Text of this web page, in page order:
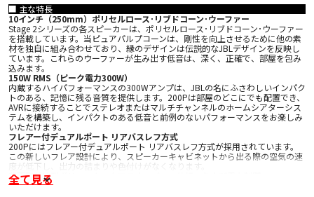
■ 主な特長
10インチ（250mm）ポリセルロース･リブドコーン･ウーファー
Stage 2シリーズの各スピーカーは、ポリセルロース･リブドコーン･ウーファー
を搭載しています。当ピュアパルプコーンは、剛性を向上させるために他の素
材を独自に組み合わせており、縁のデザインは伝説的なJBLデザインを反映し
ています。これらのウーファーが生み出す低音は、深く、正確で、部屋を包み
込みます。
150W RMS（ピーク電力300W）
内蔵するハイパフォーマンスの300Wアンプは、JBLの名にふさわしいインパク
トのある、記憶に残る音質を提供します。200Pは部屋のどこにでも配置でき、
AVRに接続することでステレオまたはマルチチャンネルのホームシアターシス
テムを構築し、インパクトのある低音と前例のないパフォーマンスをお楽しみ
いただけます。
フレアー付デュアルポート リアバスレフ方式
200Pにはフレアー付デュアルポート リアバスレフ方式が採用されています。
この新しいフレア設計により、スピーカーキャビネットから出る際の空気の速
度が低下し、出力の詰まりや色付けがなくなります。
背面取付け型ボリューム、クロスオーバー、位相、および電力制御
リアマウントコントロールには可変ローパス50-150Hzクロスオーバーが搭載
全て見る